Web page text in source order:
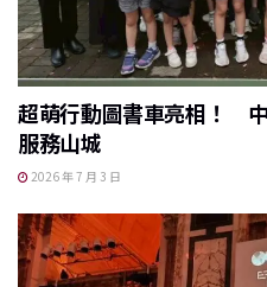
超萌行動圖書車亮相！
服務山城
2026 年 7 月 3 日